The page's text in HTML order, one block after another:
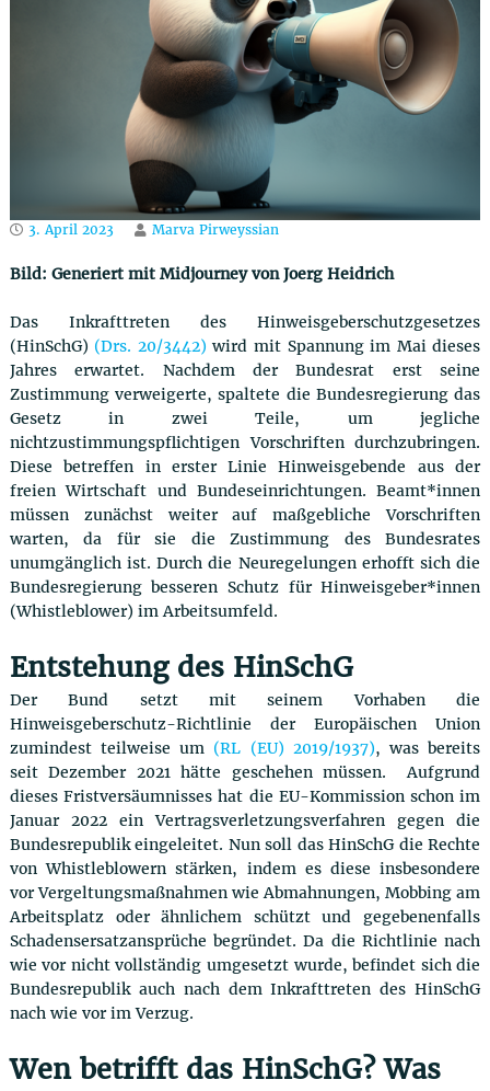
t
z
r
e
3. April 2023 Marva Pirweyssian
Bild: Generiert mit Midjourney von Joerg Heidrich
Das Inkrafttreten des Hinweisgeberschutzgesetzes
(HinSchG) (Drs. 20/3442) wird mit Spannung im Mai dieses
Jahres erwartet. Nachdem der Bundesrat erst seine
Zustimmung verweigerte, spaltete die Bundesregierung das
Gesetz in zwei Teile, um jegliche
nichtzustimmungspflichtigen Vorschriften durchzubringen.
Diese betreffen in erster Linie Hinweisgebende aus der
freien Wirtschaft und Bundeseinrichtungen. Beamt*innen
müssen zunächst weiter auf maßgebliche Vorschriften
warten, da für sie die Zustimmung des Bundesrates
unumgänglich ist. Durch die Neuregelungen erhofft sich die
Bundesregierung besseren Schutz für Hinweisgeber*innen
(Whistleblower) im Arbeitsumfeld.
Entstehung des HinSchG
Der Bund setzt mit seinem Vorhaben die
Hinweisgeberschutz-Richtlinie der Europäischen Union
zumindest teilweise um (RL (EU) 2019/1937), was bereits
seit Dezember 2021 hätte geschehen müssen. Aufgrund
dieses Fristversäumnisses hat die EU-Kommission schon im
Januar 2022 ein Vertragsverletzungsverfahren gegen die
Bundesrepublik eingeleitet. Nun soll das HinSchG die Rechte
von Whistleblowern stärken, indem es diese insbesondere
vor Vergeltungsmaßnahmen wie Abmahnungen, Mobbing am
Arbeitsplatz oder ähnlichem schützt und gegebenenfalls
Schadensersatzansprüche begründet. Da die Richtlinie nach
wie vor nicht vollständig umgesetzt wurde, befindet sich die
Bundesrepublik auch nach dem Inkrafttreten des HinSchG
nach wie vor im Verzug.
Wen betrifft das HinSchG? Was